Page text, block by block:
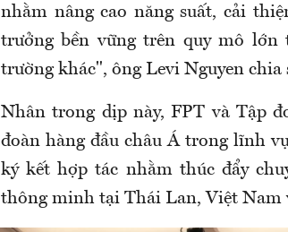
nhằm nâng cao năng suất, cải
trưởng bền vững trên quy mô
trường khác", ông Levi Nguyen chia
Nhân trong dịp này, FPT và Tập
đoàn hàng đầu châu Á trong lĩnh
ký kết hợp tác nhằm thúc đẩy
thông minh tại Thái Lan, Việt Nam